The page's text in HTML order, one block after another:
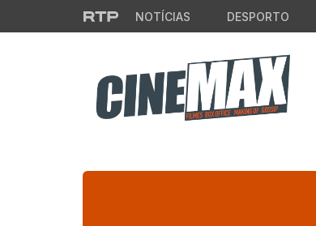
Saltar para o conteúdo principal
NOTÍCIAS DESPORTO